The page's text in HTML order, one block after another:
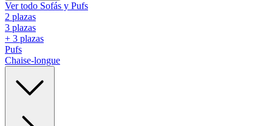
Ver todo Sofás y Pufs
2 plazas
3 plazas
+ 3 plazas
Pufs
Chaise-longue